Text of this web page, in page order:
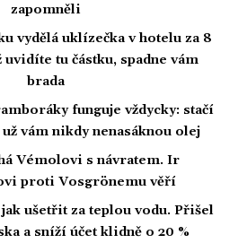
zapomněli
vydělá uklízečka v hotelu za 8
uvidíte tu částku, spadne vám
brada
funguje vždycky: stačí
už vám nikdy nenasáknou olej
Vémolovi s návratem. Ir
proti Vosgrönemu věří
ušetřit za teplou vodu. Přišel
a sníží účet klidně o 20 %